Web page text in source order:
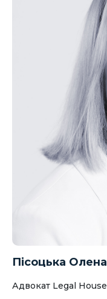
Пісоцька Олена
Адвокат Legal House